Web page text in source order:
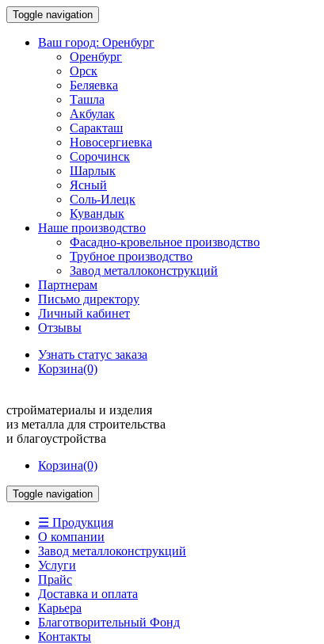
Toggle navigation
Ваш город: Оренбург
Оренбург
Орск
Беляевка
Ташла
Акбулак
Саракташ
Новосергиевка
Сорочинск
Шарлык
Ясный
Соль-Илецк
Кувандык
Наше производство
Фасадно-кровельное производство
Трубное производство
Завод металлоконструкций
Партнерам
Письмо директору
Личный кабинет
Отзывы
Узнать статус заказа
Корзина(0)
стройматериалы и изделия
из металла для строительства
и благоустройства
Корзина(0)
Toggle navigation
☰ Продукция
О компании
Завод металлоконструкций
Услуги
Прайс
Доставка и оплата
Карьера
Благотворительный Фонд
Контакты